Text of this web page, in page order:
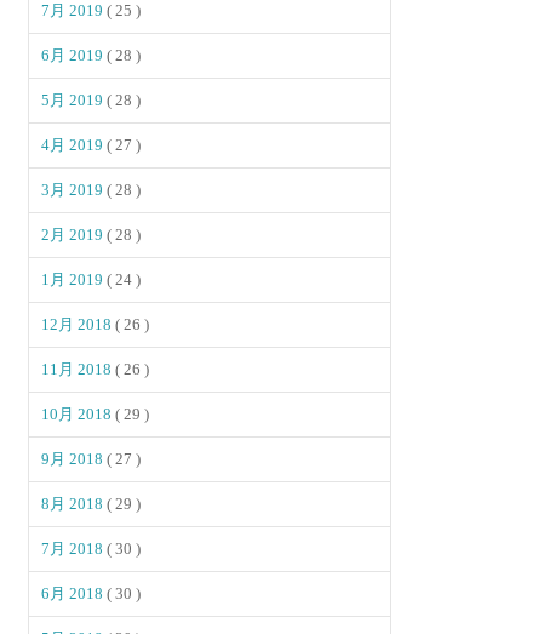
7月 2019( 25 )
6月 2019( 28 )
5月 2019( 28 )
4月 2019( 27 )
3月 2019( 28 )
2月 2019( 28 )
1月 2019( 24 )
12月 2018( 26 )
11月 2018( 26 )
10月 2018( 29 )
9月 2018( 27 )
8月 2018( 29 )
7月 2018( 30 )
6月 2018( 30 )